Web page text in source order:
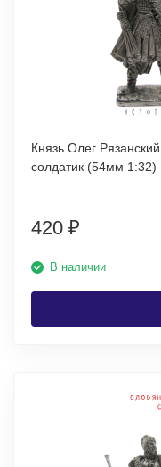
Князь Олег
солдатик (54мм 1:32)
420 ₽
В наличии